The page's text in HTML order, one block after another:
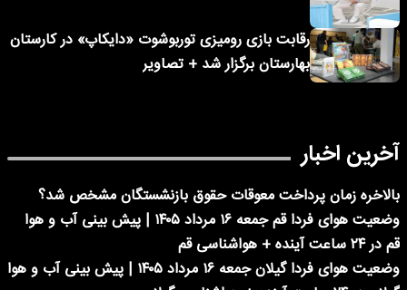
رقابت بازی رومیزی توربوشوت «دایکاپ» در کارستان
بهارستان برگزار شد + تصاویر
آخرین اخبار
بالاخره زمان پرداخت معوقات حقوق بازنشستگان مشخص شد؟
وضعیت هوای فردا قم جمعه ۱۶ مرداد ۱۴۰۵ | پیش بینی آب و هوا
قم در ۲۴ ساعت آینده + هواشناسی قم
وضعیت هوای فردا گیلان جمعه ۱۶ مرداد ۱۴۰۵ | پیش بینی آب و هوا